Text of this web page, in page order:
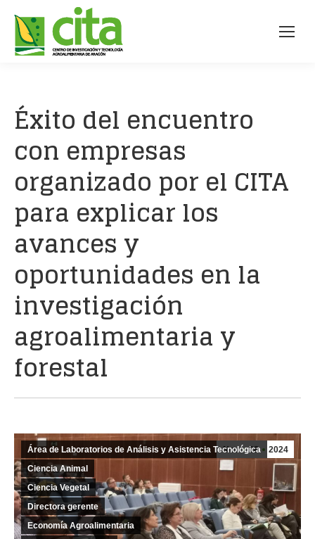
Éxito del encuentro
con empresas
organizado por el CITA
para explicar los
avances y
oportunidades en la
investigación
agroalimentaria y
forestal
Nov 28 2024
Área de Laboratorios de Análisis y Asistencia Tecnológica
Ciencia Animal
Ciencia Vegetal
Directora gerente
Economía Agroalimentaria